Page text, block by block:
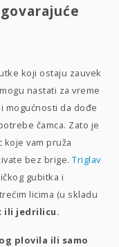
koji ostaju zauvek
nastati za vreme
mogućnosti da dođe
čamca. Zato je
koje vam pruža
bez brige. Triglav
gubitka i
licima (u skladu
ili jedrilicu.
plovila ili samo